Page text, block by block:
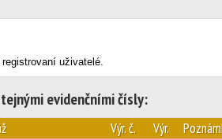
uživatelé.
evidenčními čísly:
Výr. č. Výr.